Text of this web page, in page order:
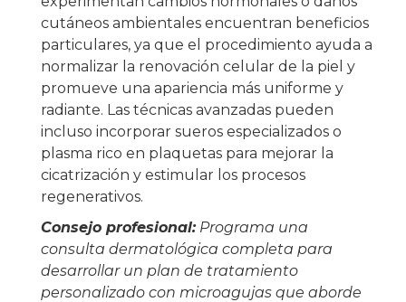
cutáneos ambientales encuentran beneficios
particulares, ya que el procedimiento ayuda a
normalizar la renovación celular de la piel y
promueve una apariencia más uniforme y
radiante. Las técnicas avanzadas pueden
incluso incorporar sueros especializados o
plasma rico en plaquetas para mejorar la
cicatrización y estimular los procesos
regenerativos.
Consejo profesional: Programa una
consulta dermatológica completa para
desarrollar un plan de tratamiento
personalizado con microagujas que aborde